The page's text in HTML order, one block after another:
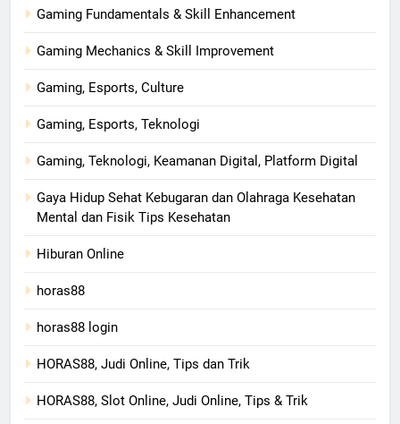
Gaming Fundamentals & Skill Enhancement
Gaming Mechanics & Skill Improvement
Gaming, Esports, Culture
Gaming, Esports, Teknologi
Gaming, Teknologi, Keamanan Digital, Platform Digital
Gaya Hidup Sehat Kebugaran dan Olahraga Kesehatan
Mental dan Fisik Tips Kesehatan
Hiburan Online
horas88
horas88 login
HORAS88, Judi Online, Tips dan Trik
HORAS88, Slot Online, Judi Online, Tips & Trik